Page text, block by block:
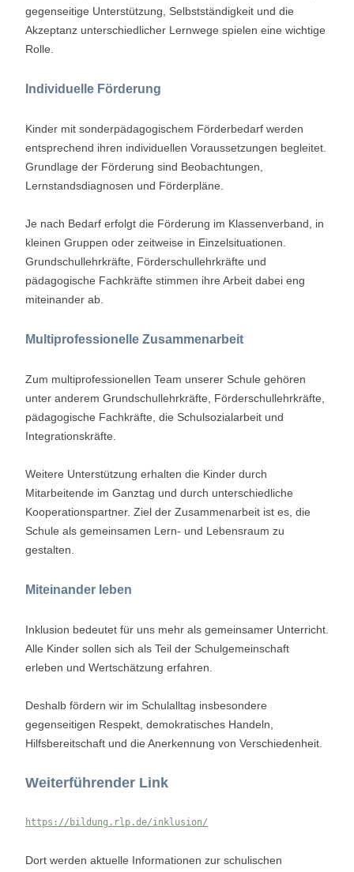
gegenseitige Unterstützung, Selbstständigkeit und die
Akzeptanz unterschiedlicher Lernwege spielen eine wichtige
Rolle.
Individuelle Förderung
Kinder mit sonderpädagogischem Förderbedarf werden
entsprechend ihren individuellen Voraussetzungen begleitet.
Grundlage der Förderung sind Beobachtungen,
Lernstandsdiagnosen und Förderpläne.
Je nach Bedarf erfolgt die Förderung im Klassenverband, in
kleinen Gruppen oder zeitweise in Einzelsituationen.
Grundschullehrkräfte, Förderschullehrkräfte und
pädagogische Fachkräfte stimmen ihre Arbeit dabei eng
miteinander ab.
Multiprofessionelle Zusammenarbeit
Zum multiprofessionellen Team unserer Schule gehören
unter anderem Grundschullehrkräfte, Förderschullehrkräfte,
pädagogische Fachkräfte, die Schulsozialarbeit und
Integrationskräfte.
Weitere Unterstützung erhalten die Kinder durch
Mitarbeitende im Ganztag und durch unterschiedliche
Kooperationspartner. Ziel der Zusammenarbeit ist es, die
Schule als gemeinsamen Lern- und Lebensraum zu
gestalten.
Miteinander leben
Inklusion bedeutet für uns mehr als gemeinsamer Unterricht.
Alle Kinder sollen sich als Teil der Schulgemeinschaft
erleben und Wertschätzung erfahren.
Deshalb fördern wir im Schulalltag insbesondere
gegenseitigen Respekt, demokratisches Handeln,
Hilfsbereitschaft und die Anerkennung von Verschiedenheit.
Weiterführender Link
https://bildung.rlp.de/inklusion/
Dort werden aktuelle Informationen zur schulischen